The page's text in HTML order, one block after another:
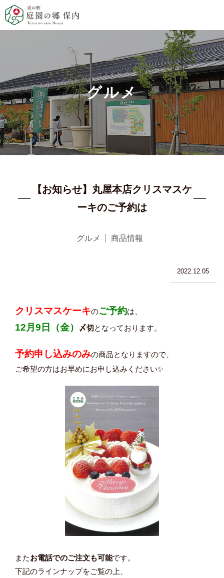
グルメ
【お知らせ】丸屋本店クリスマスケ
ーキのご予約は
グルメ 商品情報
2022.12.05
クリスマスケーキのご予約は、
12月9日（金） 〆切となっております。
予約申し込みのみの商品となりますので、
ご希望の方はお早めにお申し込みください✨
またお電話でのご注文も可能です。
下記のラインナップをご覧の上、